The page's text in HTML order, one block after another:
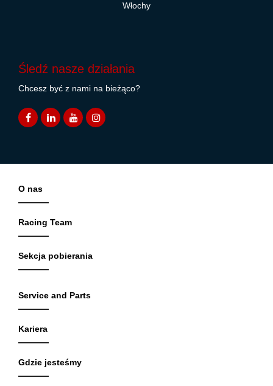
Włochy
Śledź nasze działania
Chcesz być z nami na bieżąco?
O nas
Racing Team
Sekcja pobierania
Service and Parts
Kariera
Gdzie jesteśmy